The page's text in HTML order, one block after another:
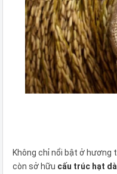
Không chỉ nổi bật ở hương
còn sở hữu cấu trúc hạt